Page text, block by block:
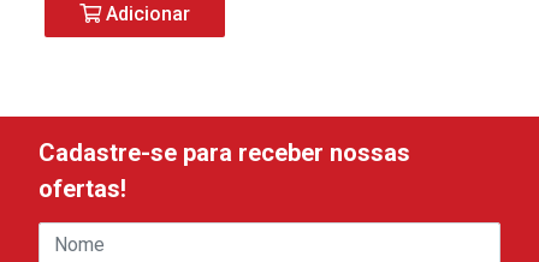
Adicionar
Cadastre-se para receber nossas
ofertas!